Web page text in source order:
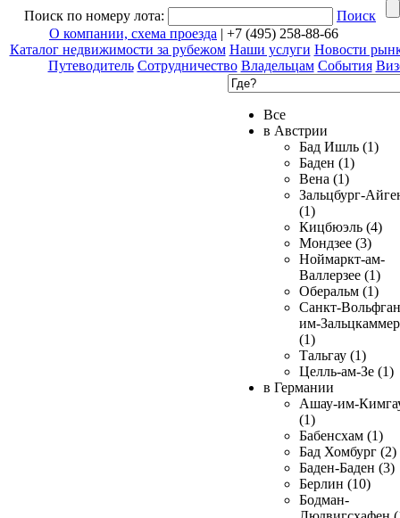
Поиск по номеру лота:
Поиск
О компании, схема проезда | +7 (495) 258-88-66
Каталог недвижимости за рубежом Наши услуги Новости
Путеводитель Сотрудничество Владельцам События
Все
в Австрии
Бад Ишль (1)
Баден (1)
Вена (1)
Зальцбург-
(1)
Кицбюэль (4)
Мондзее (3)
Ноймаркт-ам-
Валлерзее (1)
Оберальм (1)
Санкт-
им-
(1)
Тальгау (1)
Целль-ам-Зе (1)
в Германии
Ашау-им-
(1)
Бабенсхам (1)
Бад Хомбург (2)
Баден-Баден (3)
Берлин (10)
Бодман-